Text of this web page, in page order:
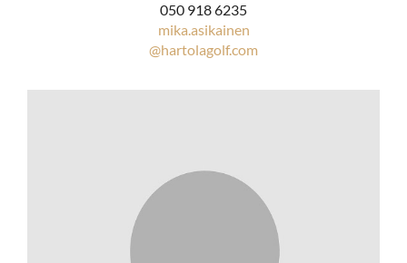
050 918 6235
mika.asikainen
​​​​​​​@hartolagolf.com